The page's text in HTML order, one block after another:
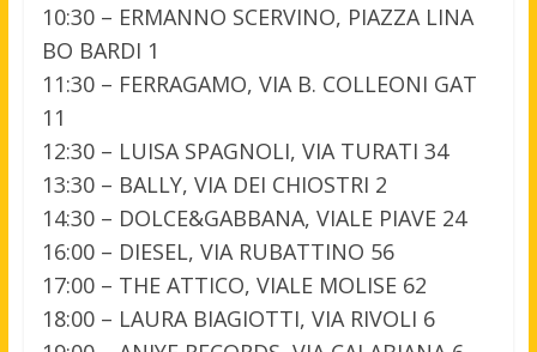
10:30 – ERMANNO SCERVINO, PIAZZA LINA
BO BARDI 1
11:30 – FERRAGAMO, VIA B. COLLEONI GAT
11
12:30 – LUISA SPAGNOLI, VIA TURATI 34
13:30 – BALLY, VIA DEI CHIOSTRI 2
14:30 – DOLCE&GABBANA, VIALE PIAVE 24
16:00 – DIESEL, VIA RUBATTINO 56
17:00 – THE ATTICO, VIALE MOLISE 62
18:00 – LAURA BIAGIOTTI, VIA RIVOLI 6